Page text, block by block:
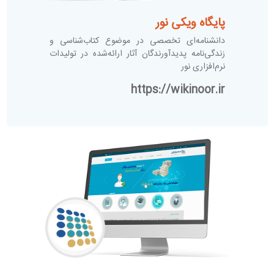
پایگاه ویکی نور
دانشنامه‌ای تخصصی در موضوع کتاب‌شناسی و
زندگی‌نامه پدیدآورندگان آثار ارائه‌شده در تولیدات
نرم‌افزاری نور
https://wikinoor.ir